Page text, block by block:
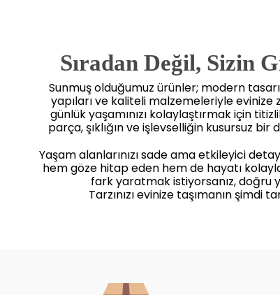
Sıradan Değil, Sizin
Sunmuş olduğumuz ürünler; modern
yapıları ve kaliteli malzemeleriyle
günlük yaşamınızı kolaylaştırmak için
parça, şıklığın ve işlevselliğin kusursuz bir
Yaşam alanlarınızı sade ama etkileyici
hem göze hitap eden hem de hayatı
fark yaratmak istiyorsanız, doğru
Tarzınızı evinize taşımanın şimdi